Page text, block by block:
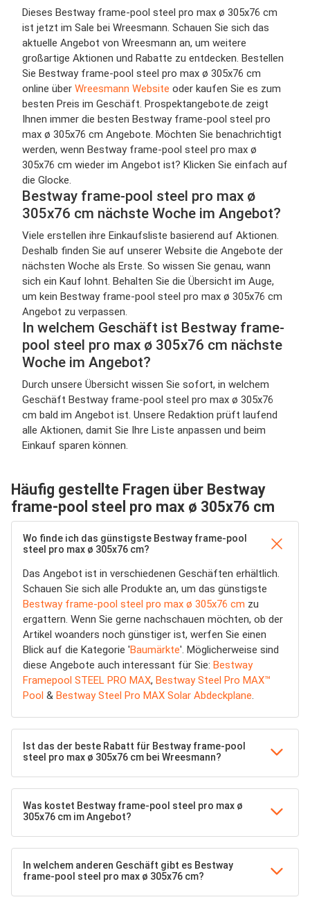
Dieses Bestway frame-pool steel pro max ø 305x76 cm
ist jetzt im Sale bei Wreesmann. Schauen Sie sich das
aktuelle Angebot von Wreesmann an, um weitere
großartige Aktionen und Rabatte zu entdecken. Bestellen
Sie Bestway frame-pool steel pro max ø 305x76 cm
online über Wreesmann Website oder kaufen Sie es zum
besten Preis im Geschäft. Prospektangebote.de zeigt
Ihnen immer die besten Bestway frame-pool steel pro
max ø 305x76 cm Angebote. Möchten Sie benachrichtigt
werden, wenn Bestway frame-pool steel pro max ø
305x76 cm wieder im Angebot ist? Klicken Sie einfach auf
die Glocke.
Bestway frame-pool steel pro max ø
305x76 cm nächste Woche im Angebot?
Viele erstellen ihre Einkaufsliste basierend auf Aktionen.
Deshalb finden Sie auf unserer Website die Angebote der
nächsten Woche als Erste. So wissen Sie genau, wann
sich ein Kauf lohnt. Behalten Sie die Übersicht im Auge,
um kein Bestway frame-pool steel pro max ø 305x76 cm
Angebot zu verpassen.
In welchem Geschäft ist Bestway frame-
pool steel pro max ø 305x76 cm nächste
Woche im Angebot?
Durch unsere Übersicht wissen Sie sofort, in welchem
Geschäft Bestway frame-pool steel pro max ø 305x76
cm bald im Angebot ist. Unsere Redaktion prüft laufend
alle Aktionen, damit Sie Ihre Liste anpassen und beim
Einkauf sparen können.
Häufig gestellte Fragen über Bestway
frame-pool steel pro max ø 305x76 cm
Wo finde ich das günstigste Bestway frame-pool
steel pro max ø 305x76 cm?
Das Angebot ist in verschiedenen Geschäften erhältlich.
Schauen Sie sich alle Produkte an, um das günstigste
Bestway frame-pool steel pro max ø 305x76 cm zu
ergattern. Wenn Sie gerne nachschauen möchten, ob der
Artikel woanders noch günstiger ist, werfen Sie einen
Blick auf die Kategorie 'Baumärkte'. Möglicherweise sind
diese Angebote auch interessant für Sie: Bestway
Framepool STEEL PRO MAX, Bestway Steel Pro MAX™
Pool & Bestway Steel Pro MAX Solar Abdeckplane.
Ist das der beste Rabatt für Bestway frame-pool
steel pro max ø 305x76 cm bei Wreesmann?
Was kostet Bestway frame-pool steel pro max ø
305x76 cm im Angebot?
In welchem anderen Geschäft gibt es Bestway
frame-pool steel pro max ø 305x76 cm?